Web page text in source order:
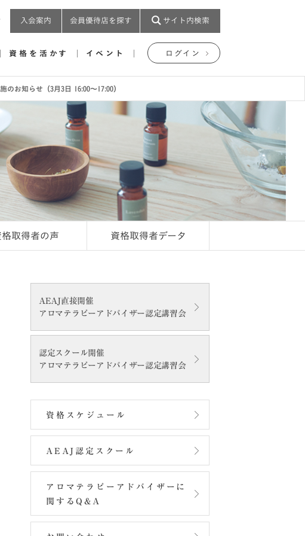
入会案内 会員優待店を探す サイト内検索
資格を活かす イベント ログイン
のお知らせ（3月3日 16:00～17:00）
格取得者の声 資格取得者データ
AEAJ直接開催
アロマテラピーアドバイザー認定講習会
認定スクール開催
アロマテラピーアドバイザー認定講習会
資格スケジュール
AEAJ認定スクール
アロマテラピーアドバイザーに
関するQ&A